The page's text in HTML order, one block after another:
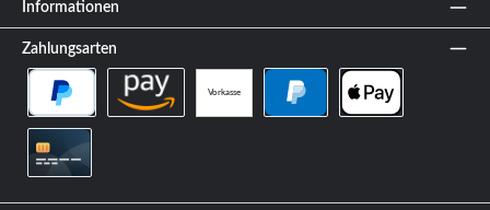
Informationen
Zahlungsarten
Vorkasse
PayPal Später Bezahlen